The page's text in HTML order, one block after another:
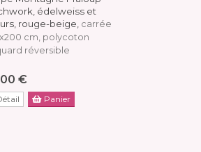
édelweiss et
rouge-beige, carrée
cm, polycoton
réversible
€
Panier